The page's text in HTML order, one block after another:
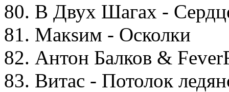
80. В Двух Шагах -
81. Макsим - Осколки
82. Антон Балков &
83. Витас - Потолок